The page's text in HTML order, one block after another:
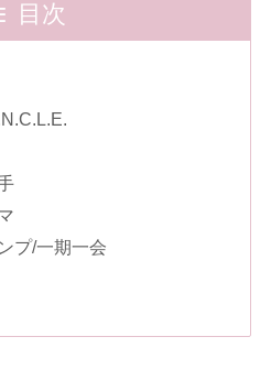
目次
プ/一期一会